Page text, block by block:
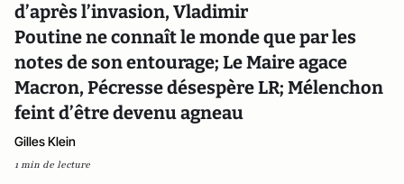
d’après l’invasion, Vladimir
Poutine ne connaît le monde que par les
notes de son entourage; Le Maire agace
Macron, Pécresse désespère LR; Mélenchon
feint d’être devenu agneau
Gilles Klein
1 min de lecture